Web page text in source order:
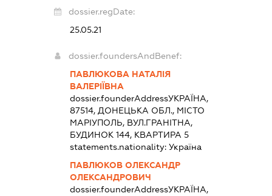
dossier.regDate:
25.05.21
dossier.foundersAndBenef:
ПАВЛЮКОВА НАТАЛІЯ
ВАЛЕРІЇВНА
dossier.founderAddressУКРАЇНА,
87514, ДОНЕЦЬКА ОБЛ., МІСТО
МАРІУПОЛЬ, ВУЛ.ГРАНІТНА,
БУДИНОК 144, КВАРТИРА 5
statements.nationality:Україна
ПАВЛЮКОВ ОЛЕКСАНДР
ОЛЕКСАНДРОВИЧ
dossier.founderAddressУКРАЇНА,